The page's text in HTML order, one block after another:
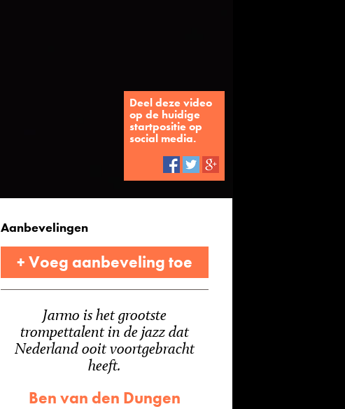
Deel deze video
op de huidige
startpositie op
social media.
Aanbevelingen
+ Voeg aanbeveling toe
Jarmo is het grootste
trompettalent in de jazz dat
Nederland ooit voortgebracht
heeft.
Ben van den Dungen